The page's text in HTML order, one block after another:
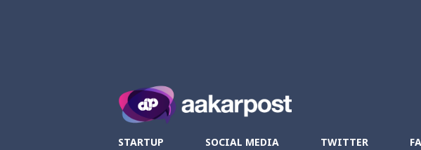
STARTUP SOCIAL MEDIA TWITTER